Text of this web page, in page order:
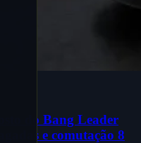
do Bang Leader
e comutação 8